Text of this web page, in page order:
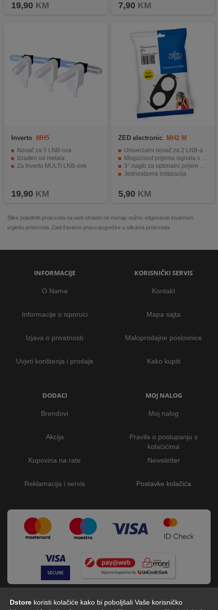
Dstore koristi kolačiće kako bi poboljšali Vaše korisničko
19,90 KM 7,90 KM
Inverto MH5
Nosač za 5 LNB-ova
Izrađen od metala
Za Inverto MULTI LNB-ove
19,90 KM
ZED electronic MH2 M
Univerzalni nosač za 2 LNB-a
Mogućnost prijema signala s dva LNB-a
3° nagib za optimalni prijem signala
Jednostavna instalacija
5,90 KM
Slike pojedinih proizvoda na web stranici ne moraju nužno odgovarati stvarnom
izgledu proizvoda. Zadržavamo pravo pogreške u slikama proizvoda.
INFORMACIJE
O Nama
Informacije o isporuci
Izjava o privatnosti
Uvjeti korištenja i prodaje
KORISNIČKI SERVIS
Kontakt
Mapa sajta
Maloprodajne poslovnice
Kako kupiti
DODACI
Brendovi
Akcija
Kupovina na rate
Reklamacija i servis
MOJ NALOG
Moj nalog
Pravila o postupanju s
kolačićima
Newsletter
Postavke kolačića